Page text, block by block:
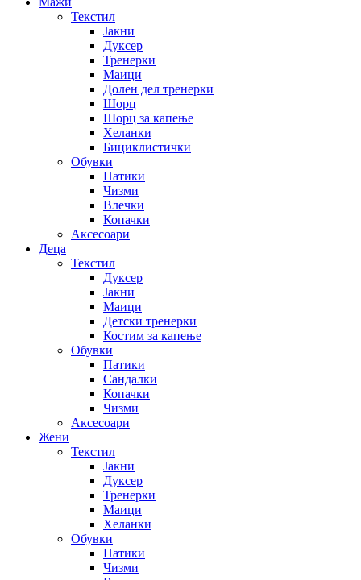
Текстил
Јакни
Дуксер
Тренерки
Маици
Долен дел тренерки
Шорц
Шорц за капење
Хеланки
Бициклистички
Обувки
Патики
Чизми
Влечки
Копачки
Аксесоари
Деца
Текстил
Дуксер
Јакни
Маици
Детски тренерки
Костим за капење
Обувки
Патики
Сандалки
Копачки
Чизми
Аксесоари
Жени
Текстил
Јакни
Дуксер
Тренерки
Маици
Хеланки
Обувки
Патики
Чизми